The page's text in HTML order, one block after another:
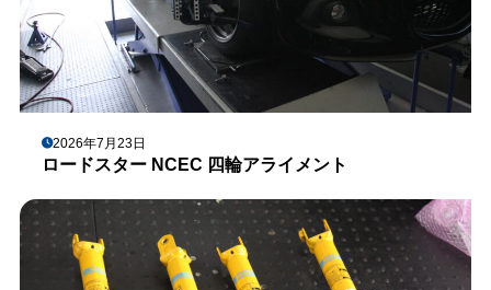
2026年7月23日
ロードスター NCEC 四輪アライメント